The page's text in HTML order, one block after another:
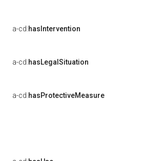
a-cd:hasIntervention
a-cd:hasLegalSituation
a-cd:hasProtectiveMeasure